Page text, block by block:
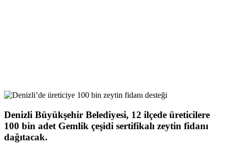
Denizli Büyükşehir Belediyesi, 12 ilçede üreticilere
100 bin adet Gemlik çeşidi sertifikalı zeytin fidanı
dağıtacak.